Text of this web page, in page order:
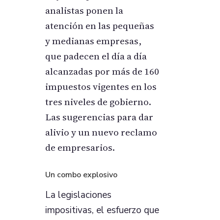
analistas ponen la
atención en las pequeñas
y medianas empresas,
que padecen el día a día
alcanzadas por más de 160
impuestos vigentes en los
tres niveles de gobierno.
Las sugerencias para dar
alivio y un nuevo reclamo
de empresarios.
Un combo explosivo
La legislaciones
impositivas, el esfuerzo que